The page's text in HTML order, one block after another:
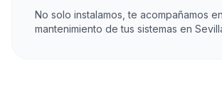
No solo instalamos, te acompañamos
mantenimiento de tus sistemas en